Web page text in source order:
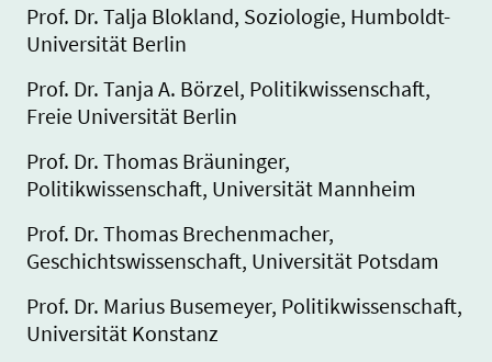
Prof. Dr. Talja Blokland, Soziologie, Humboldt-
Universität Berlin
Prof. Dr. Tanja A. Börzel, Politikwissenschaft,
Freie Universität Berlin
Prof. Dr. Thomas Bräuninger,
Politikwissenschaft, Universität Mannheim
Prof. Dr. Thomas Brechenmacher,
Geschichtswissenschaft, Universität Potsdam
Prof. Dr. Marius Busemeyer, Politikwissenschaft,
Universität Konstanz